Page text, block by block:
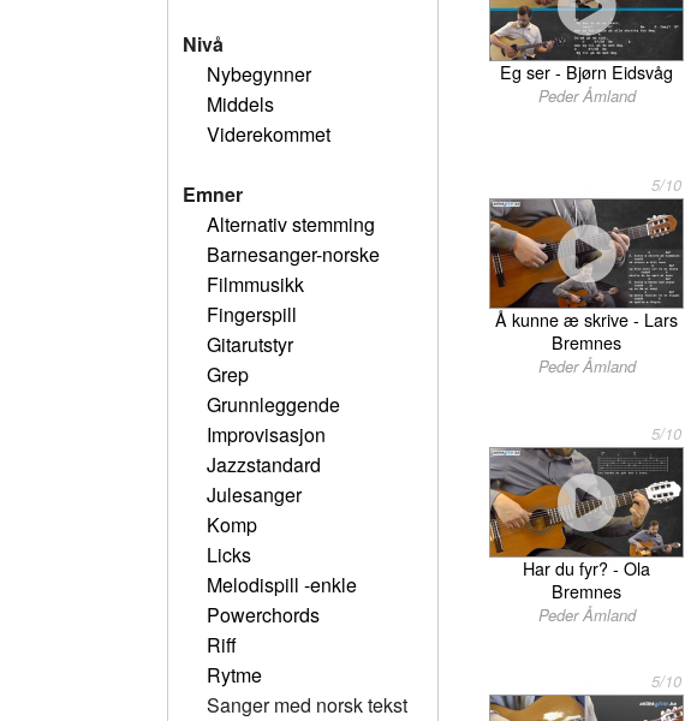
Nivå
Nybegynner
Middels
Viderekommet
Emner
Alternativ stemming
Barnesanger-norske
Filmmusikk
Fingerspill
Gitarutstyr
Grep
Grunnleggende
Improvisasjon
Jazzstandard
Julesanger
Komp
Licks
Melodispill -enkle
Powerchords
Riff
Rytme
Sanger med norsk tekst
Eg ser - Bjørn Eidsvåg
Peder Åmland
5/10
Å kunne æ skrive - Lars
Bremnes
Peder Åmland
5/10
Har du fyr? - Ola
Bremnes
Peder Åmland
5/10